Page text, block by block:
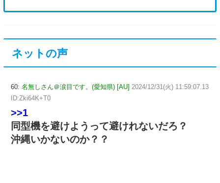
ネットの声
60: 名無しさん＠涙目です。(愛知県) [AU] 2024/12/31(火) 11:59:07.13
ID:Zki64K+T0
>>1
同型機を避けようって避けれないだろ？
沖縄いかないのか？？